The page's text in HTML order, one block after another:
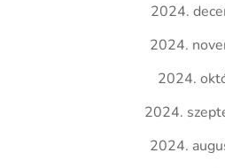
2024.
2024.
2024.
2024.
2024.